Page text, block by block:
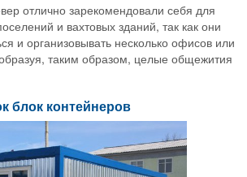
отлично зарекомендовали себя для
и вахтовых зданий, так как они
и организовывать несколько офисов или
таким образом, целые общежития
блок контейнеров